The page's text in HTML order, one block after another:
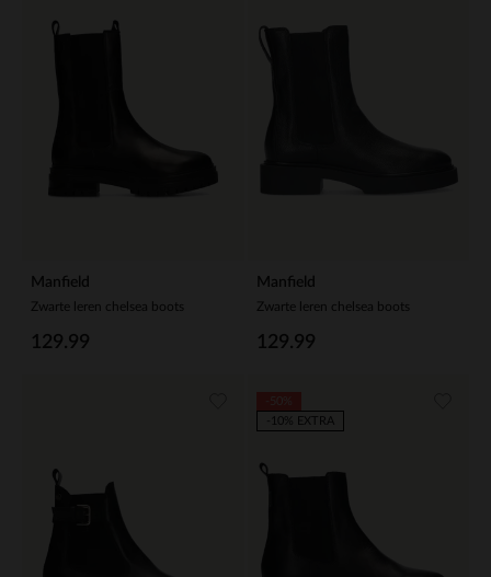
Manfield
Zwarte leren chelsea boots
129.99
Manfield
Zwarte leren chelsea boots
129.99
-10% EXTRA